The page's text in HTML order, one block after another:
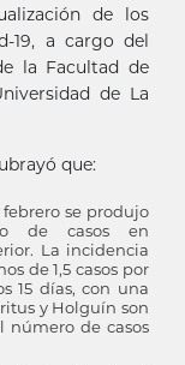
de los
19, a cargo del
la Facultad de
de La
que:
se produjo
de casos en
La incidencia
de 1,5 casos por
15 días, con una
y Holguín son
número de casos